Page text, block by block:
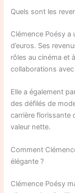
Quels sont les
Clémence Poésy a
d’euros. Ses
rôles au cinéma et
collaborations
Elle a également
des défilés de
carrière florissante
valeur nette.
Comment
élégante ?
Clémence Poésy